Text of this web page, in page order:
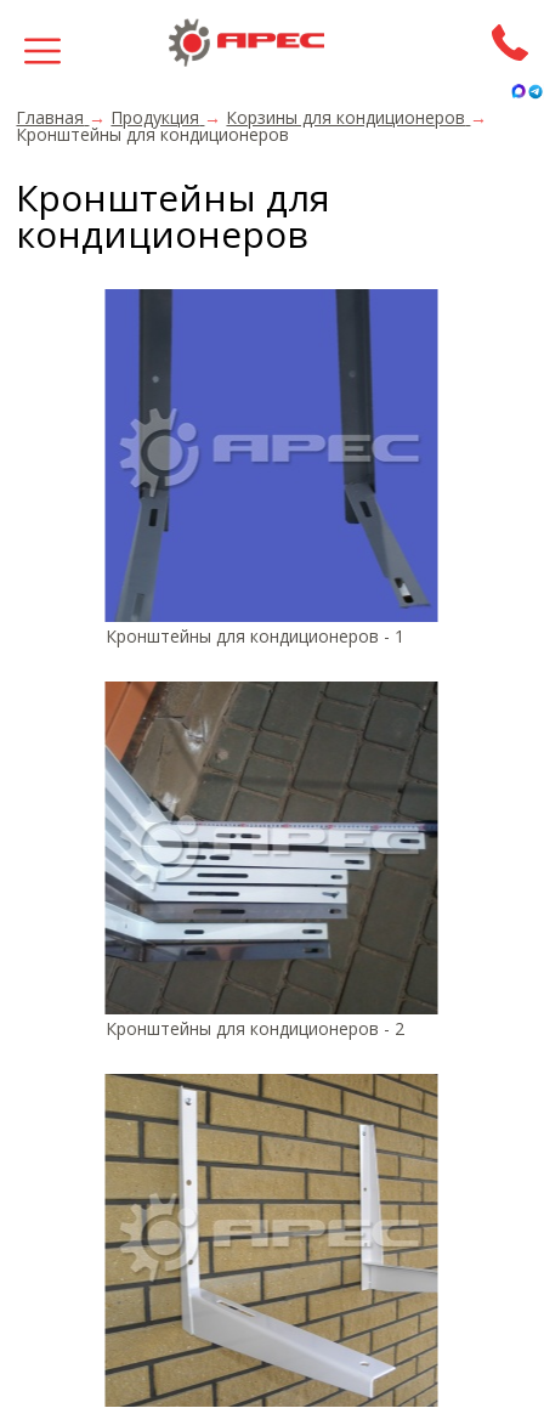
Главная → Продукция → Корзины для кондиционеров →
Кронштейны для кондиционеров
Кронштейны для
кондиционеров
Кронштейны для кондиционеров - 1
Кронштейны для кондиционеров - 2